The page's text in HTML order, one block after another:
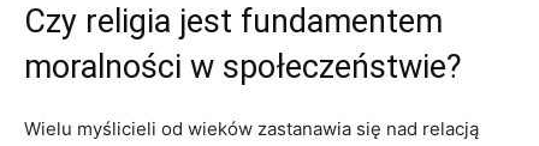
Czy religia jest fundamentem
moralności ⁢w społeczeństwie?
Wielu myślicieli od wieków zastanawia się nad⁤ relacją